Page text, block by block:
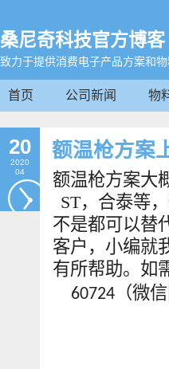
桑尼奇科技官方博客
致力于提供消费电子产品方案和
首页 公司新闻 物
20
2020
04
额温枪方案
额温枪方案大
ST，合泰等
不是都可以替
客户，小编就
有所帮助。 如
60724（微信